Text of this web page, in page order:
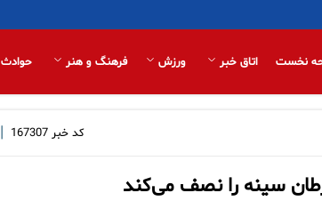
نخست اتاق خبر ورزش فرهنگ و هنر حوادث
کد خبر 167307
|
سینه را نصف می‌کند